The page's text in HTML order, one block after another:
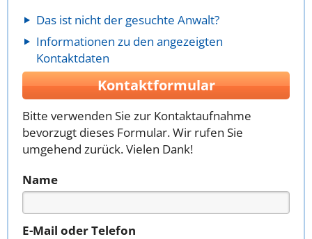
Das ist nicht der gesuchte Anwalt?
Informationen zu den angezeigten
Kontaktdaten
Kontaktformular
Bitte verwenden Sie zur Kontaktaufnahme
bevorzugt dieses Formular. Wir rufen Sie
umgehend zurück. Vielen Dank!
Name
E-Mail oder Telefon